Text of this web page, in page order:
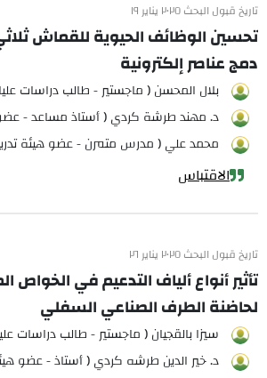
تاريخ قبول البحث ٢٠٢٥ يناير ١٩
تحسين الوظائف الحيوية للقماش
دمج عناصر إلكترونية
بلال المحسن ( ماجستير - طالب دراسات
د. مهند طرشة كردي ( أستاذ مساعد -
محمد علي ( مدرس متمرن - عضو هيئة
الاقتباس
تاريخ قبول البحث ٢٠٢٥ يناير ٢٦
تأثير أنواع ألياف التدعيم في الخواص
لحاضنة الطرف الصناعي السفلي
سيزا بالقجيان ( ماجستير - طالب دراسات
د. خير الدين طرشه كردي ( أستاذ - عضو